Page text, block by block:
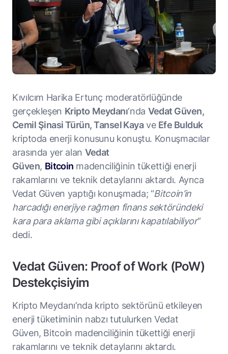
Kıvılcım Harika Ertunç moderatörlüğünde
gerçekleşen Kripto Meydanı‘nda Vedat Güven,
Cemil Şinasi Türün, Tansel KayaveEfe Bulduk
kriptoda enerji konusunu konuştu. Konuşmacılar
arasında yer alan Vedat
Güven, Bitcoin madenciliğinin tükettiği enerji
rakamlarını ve teknik detaylarını aktardı. Ayrıca
Vedat Güven yaptığı konuşmada; “Bitcoin’in
harcadığı enerjiye rağmen finans sektöründeki
kara para aklama gibi açıklarını kapatılabiliyor”
dedi.
Vedat Güven: Proof of Work (PoW)
Destekçisiyim
Kripto Meydanı’nda kripto sektörünü etkileyen
enerji tüketiminin nabzı tutulurken Vedat
Güven, Bitcoin madenciliğinin tükettiği enerji
rakamlarını ve teknik detaylarını aktardı.